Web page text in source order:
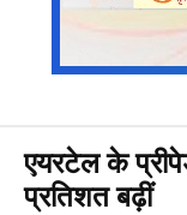
एयरटेल के
प्रतिशत बढ़ीं